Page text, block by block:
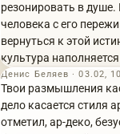
резонировать в душе.
человека с его
вернуться к этой
культура
Денис Беляев · 03.02,
Твои размышления
дело касается стиля
отметил, ар-деко,